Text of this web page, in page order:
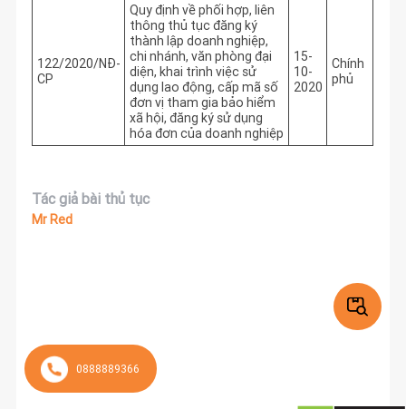
0888889366
122/2020/NĐ-
CP
Quy định về phối hợp, liên
thông thủ tục đăng ký
thành lập doanh nghiệp,
chi nhánh, văn phòng đại
diện, khai trình việc sử
dụng lao động, cấp mã số
đơn vị tham gia bảo hiểm
xã hội, đăng ký sử dụng
hóa đơn của doanh nghiệp
15-
10-
2020
Chính
phủ
Tác giả bài thủ tục
Mr Red